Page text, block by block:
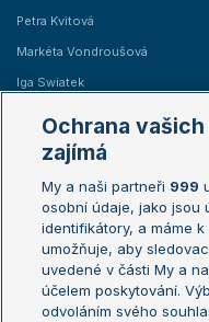
Petra Kvitová
Markéta Vondroušová
Iga Swiatek
Žebříčky
Žebříček ATP (muži)
Žebříček WTA (ženy)
Sázkařský žebříček
Ochrana
zajímá
My a naši partneři 999
osobní údaje, jako jsou
identifikátory, a máme
umožňuje, aby
uvedené v části My a
účelem poskytování.
odvoláním svého